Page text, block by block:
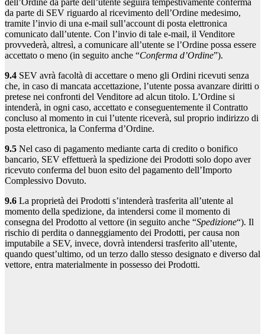
dell’Ordine da parte dell’utente seguirà tempestivamente conferma
da parte di SEV riguardo al ricevimento dell’Ordine medesimo,
tramite l’invio di una e-mail sull’account di posta elettronica
comunicato dall’utente. Con l’invio di tale e-mail, il Venditore
provvederà, altresì, a comunicare all’utente se l’Ordine possa essere
accettato o meno (in seguito anche “Conferma d’Ordine”).
9.4 SEV avrà facoltà di accettare o meno gli Ordini ricevuti senza
che, in caso di mancata accettazione, l’utente possa avanzare diritti o
pretese nei confronti del Venditore ad alcun titolo. L’Ordine si
intenderà, in ogni caso, accettato e conseguentemente il Contratto
concluso al momento in cui l’utente riceverà, sul proprio indirizzo di
posta elettronica, la Conferma d’Ordine.
9.5 Nel caso di pagamento mediante carta di credito o bonifico
bancario, SEV effettuerà la spedizione dei Prodotti solo dopo aver
ricevuto conferma del buon esito del pagamento dell’Importo
Complessivo Dovuto.
9.6 La proprietà dei Prodotti s’intenderà trasferita all’utente al
momento della spedizione, da intendersi come il momento di
consegna del Prodotto al vettore (in seguito anche “Spedizione“). Il
rischio di perdita o danneggiamento dei Prodotti, per causa non
imputabile a SEV, invece, dovrà intendersi trasferito all’utente,
quando quest’ultimo, od un terzo dallo stesso designato e diverso dal
vettore, entra materialmente in possesso dei Prodotti.